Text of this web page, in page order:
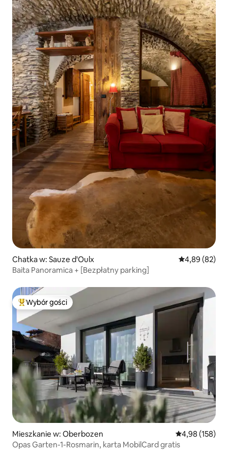
Chatka w: Sauze d'Oulx Średnia
4,89 (82)
Baita Panoramica + [Bezpłatny parking]
Najpopularniejsze z kategorii Wybór gości
Wybór gości
Mieszkanie w: Oberbozen Średnia
4,98 (158)
Opas Garten-1-Rosmarin, karta MobilCard gratis